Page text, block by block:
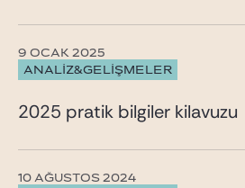
ANALİZ&GELİŞMELER
9 OCAK 2025
2025 pratik bilgiler kilavuzu
10 AĞUSTOS 2024